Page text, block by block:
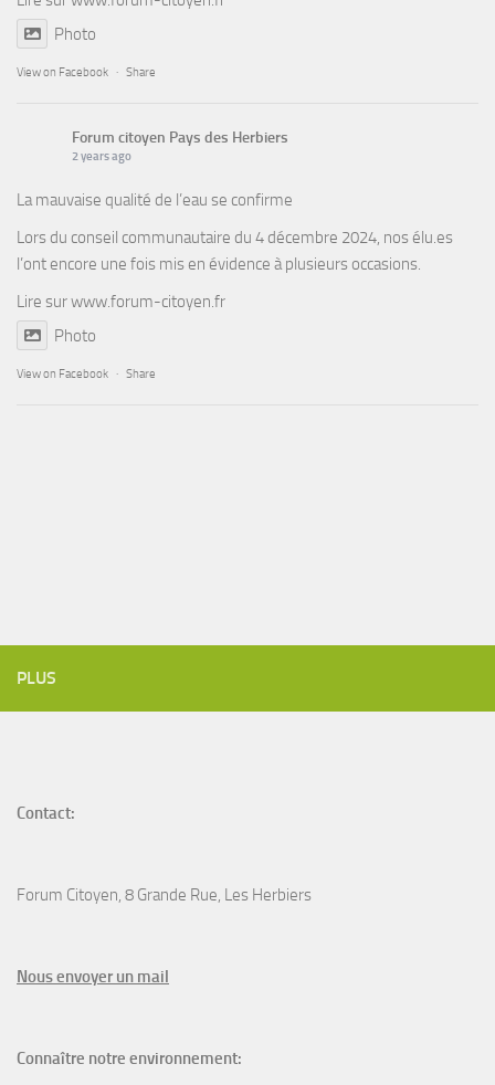
Photo
View on Facebook · Share
Forum citoyen Pays des Herbiers
2 years ago
La mauvaise qualité de l’eau se confirme
Lors du conseil communautaire du 4 décembre 2024, nos élu.es
l’ont encore une fois mis en évidence à plusieurs occasions.
Lire surwww.forum-citoyen.fr
Photo
View on Facebook · Share
PLUS
Contact:
Forum Citoyen, 8 Grande Rue, Les Herbiers
Nous envoyer un mail
Connaître notre environnement: